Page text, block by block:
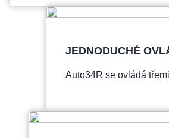
JEDNODUCHÉ
Auto34R se ovládá